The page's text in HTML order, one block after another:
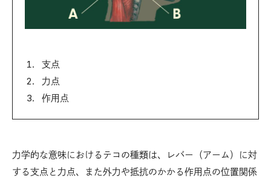
支点
力点
作用点
力学的な意味におけるテコの種類は、レバー（アーム）に対
する支点と力点、また外力や抵抗のかかる作用点の位置関係